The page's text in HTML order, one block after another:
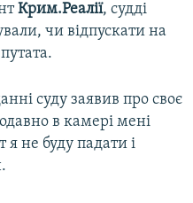
Крим.Реалії, судді
чи відпускати на
суду заявив про своє
в камері мені
я не буду падати і